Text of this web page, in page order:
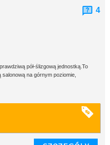
4
pół-ślizgową jednostką.To
na górnym poziomie,